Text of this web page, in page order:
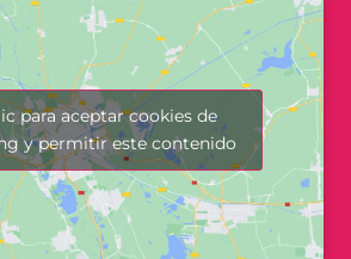
para aceptar cookies de
y permitir este contenido